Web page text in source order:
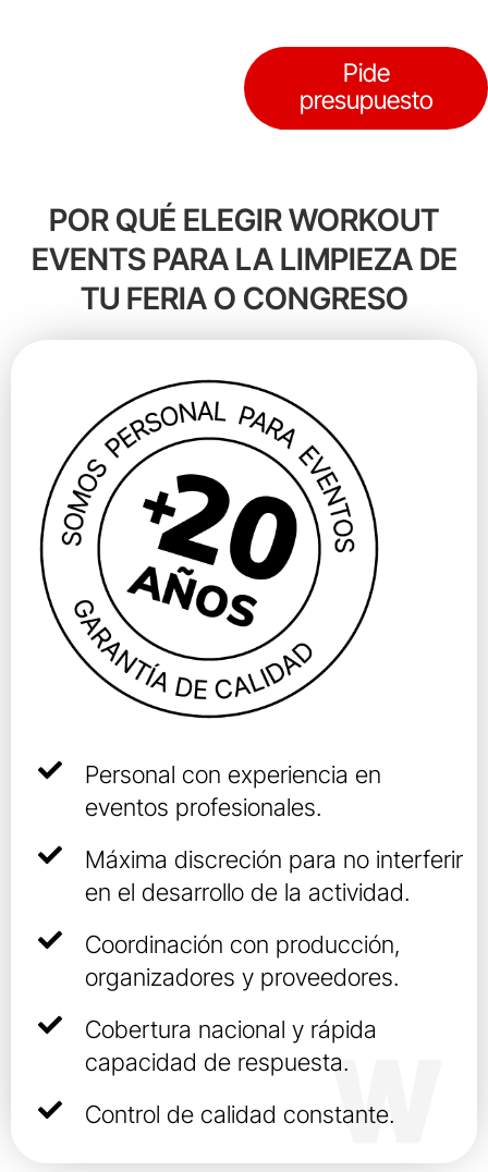
Pide
presupuesto
POR QUÉ ELEGIR WORKOUT
EVENTS PARA LA LIMPIEZA DE
TU FERIA O CONGRESO
Personal con experiencia en
eventos profesionales.
Máxima discreción para no interferir
en el desarrollo de la actividad.
Coordinación con producción,
organizadores y proveedores.
Cobertura nacional y rápida
capacidad de respuesta.
Control de calidad constante.